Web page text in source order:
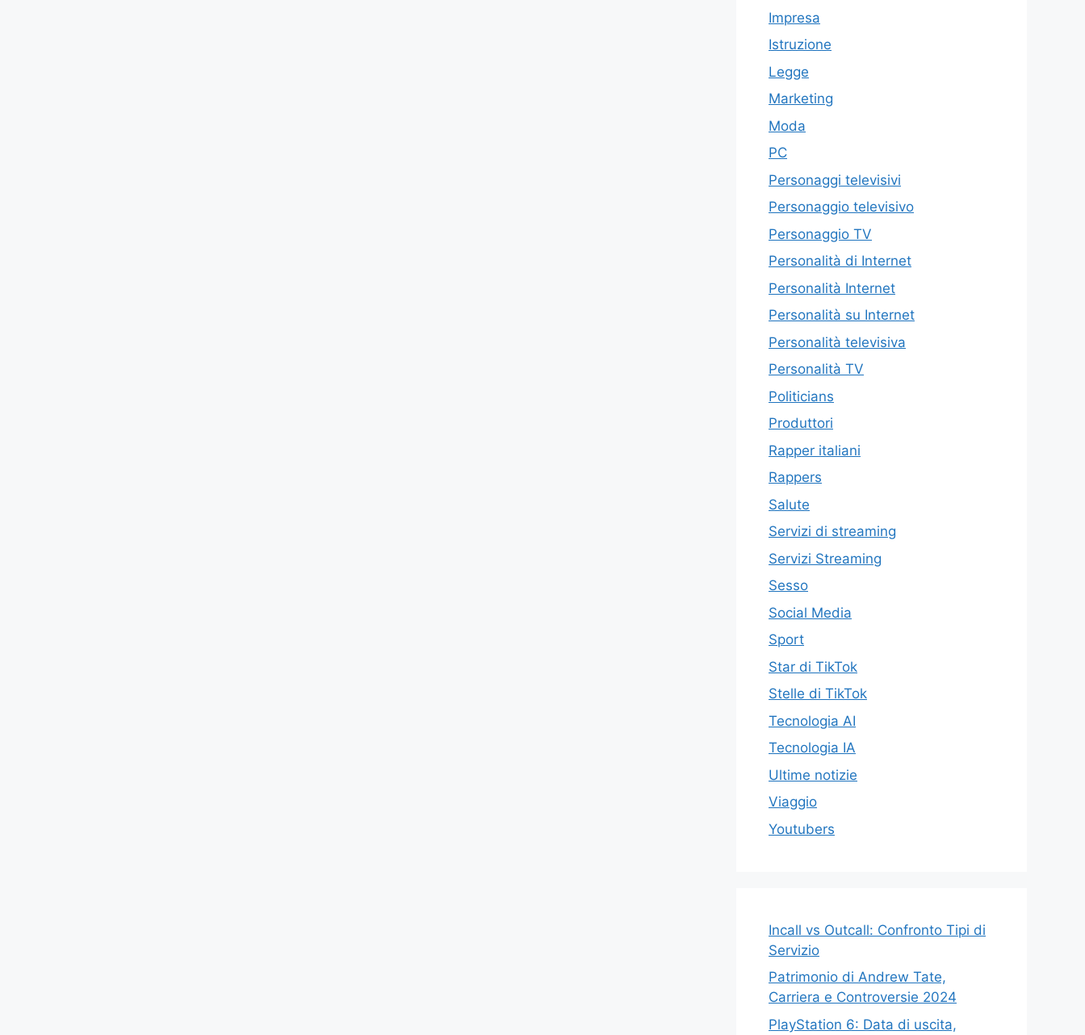
Impresa
Istruzione
Legge
Marketing
Moda
PC
Personaggi televisivi
Personaggio televisivo
Personaggio TV
Personalità di Internet
Personalità Internet
Personalità su Internet
Personalità televisiva
Personalità TV
Politicians
Produttori
Rapper italiani
Rappers
Salute
Servizi di streaming
Servizi Streaming
Sesso
Social Media
Sport
Star di TikTok
Stelle di TikTok
Tecnologia AI
Tecnologia IA
Ultime notizie
Viaggio
Youtubers
Incall vs Outcall: Confronto Tipi di
Servizio
Patrimonio di Andrew Tate,
Carriera e Controversie 2024
PlayStation 6: Data di uscita,